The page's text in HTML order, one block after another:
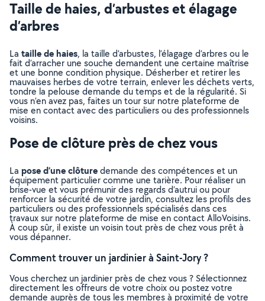
Taille de haies, d’arbustes et élagage
d’arbres
La taille de haies, la taille d’arbustes, l’élagage d’arbres ou le
fait d’arracher une souche demandent une certaine maîtrise
et une bonne condition physique. Désherber et retirer les
mauvaises herbes de votre terrain, enlever les déchets verts,
tondre la pelouse demande du temps et de la régularité. Si
vous n’en avez pas, faites un tour sur notre plateforme de
mise en contact avec des particuliers ou des professionnels
voisins.
Pose de clôture près de chez vous
La pose d’une clôturedemande des compétences et un
équipement particulier comme une tarière. Pour réaliser un
brise-vue et vous prémunir des regards d’autrui ou pour
renforcer la sécurité de votre jardin, consultez les profils des
particuliers ou des professionnels spécialisés dans ces
travaux sur notre plateforme de mise en contact AlloVoisins.
À coup sûr, il existe un voisin tout près de chez vous prêt à
vous dépanner.
Comment trouver un jardinier à Saint-Jory ?
Vous cherchez un jardinier près de chez vous ? Sélectionnez
directement les offreurs de votre choix ou postez votre
demande auprès de tous les membres à proximité de votre